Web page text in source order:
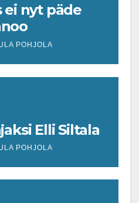
ei nyt päde
odottaa
POHJOLA
Elli Siltala
POHJOLA